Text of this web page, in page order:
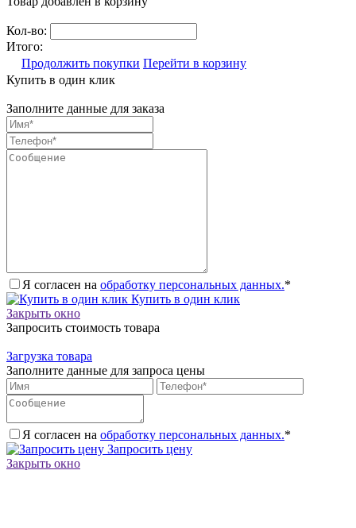
Кол-во:
Итого:
Продолжить покупки Перейти в корзину
Купить в один клик
Заполните данные для заказа
Я согласен на обработку персональных данных.*
Купить в один клик
Закрыть окно
Запросить стоимость товара
Загрузка товара
Заполните данные для запроса цены
Я согласен на обработку персональных данных.*
Запросить цену
Закрыть окно